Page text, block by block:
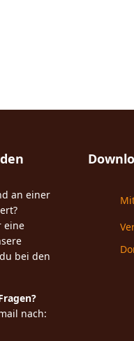
an einer
eine
bei den
nach: